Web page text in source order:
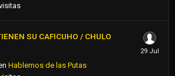
SU CAFICUHO / CHULO
Hablemos de las Putas